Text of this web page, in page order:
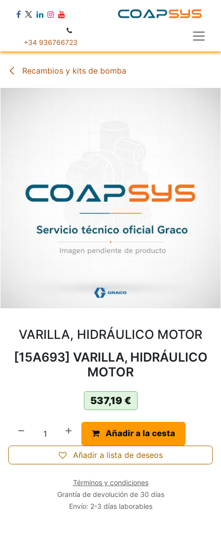
+34 936766723
Recambios y kits de bomba
VARILLA, HIDRÁULICO MOTOR
[15A693] VARILLA, HIDRÁULICO
MOTOR
537,19 €
Añadir a la cesta
Añadir a lista de deseos
Términos y condiciones
Grantía de devolución de 30 días
Envío: 2-3 días laborables